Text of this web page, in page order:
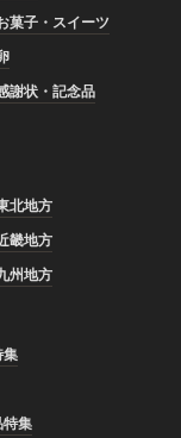
菓子・スイーツ
謝状・記念品
北地方
畿地方
州地方
集
特集